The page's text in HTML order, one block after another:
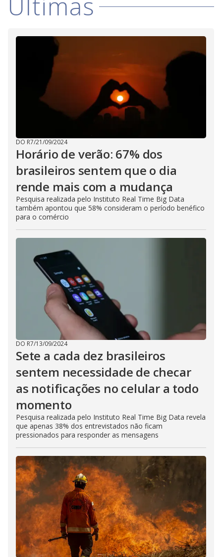
DO R7/21/09/2024
Horário de verão: 67% dos
brasileiros sentem que o dia
rende mais com a mudança
Pesquisa realizada pelo Instituto Real Time Big Data
também apontou que 58% consideram o período benéfico
para o comércio
DO R7/13/09/2024
Sete a cada dez brasileiros
sentem necessidade de checar
as notificações no celular a todo
momento
Pesquisa realizada pelo Instituto Real Time Big Data revela
que apenas 38% dos entrevistados não ficam
pressionados para responder as mensagens